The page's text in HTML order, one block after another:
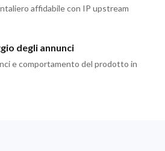
affidabile con IP upstream
degli annunci
e comportamento del prodotto in